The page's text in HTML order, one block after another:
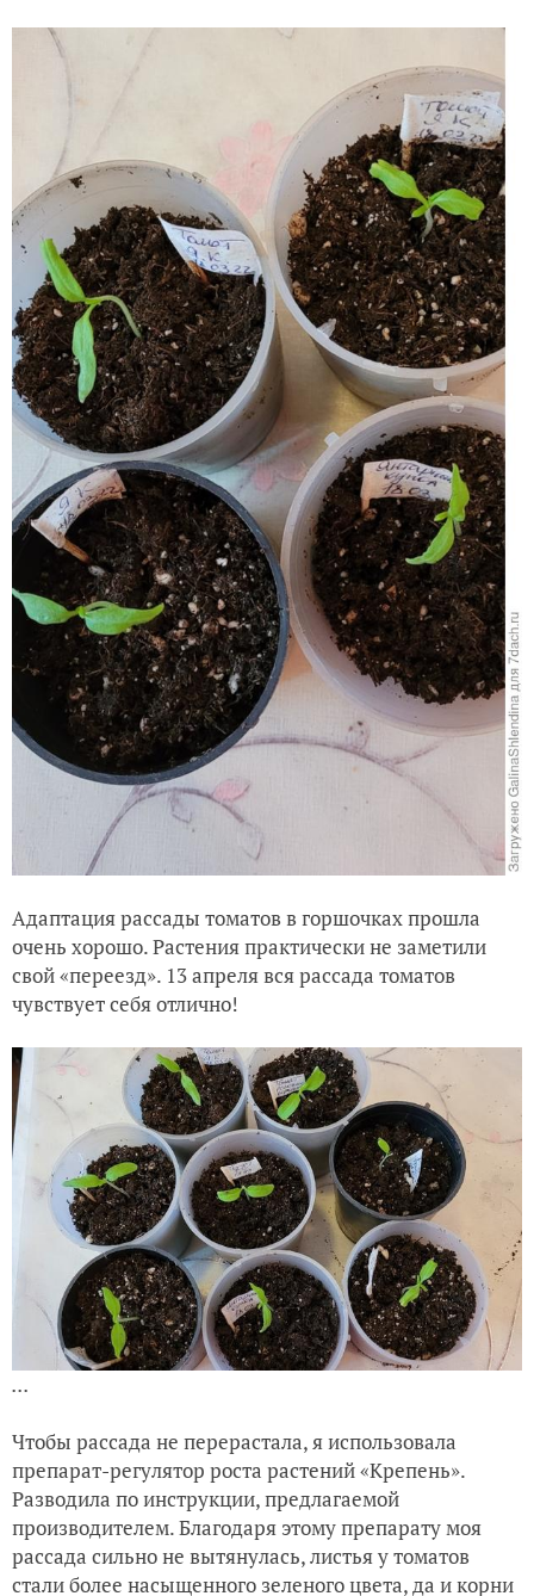
Адаптация рассады томатов в горшочках прошла
очень хорошо. Растения практически не заметили
свой «переезд». 13 апреля вся рассада томатов
чувствует себя отлично!
...
Чтобы рассада не перерастала, я использовала
препарат-регулятор роста растений «Крепень».
Разводила по инструкции, предлагаемой
производителем. Благодаря этому препарату моя
рассада сильно не вытянулась, листья у томатов
стали более насыщенного зеленого цвета, да и корни